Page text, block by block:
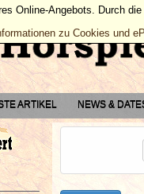
ARTIKEL NEWS &
Online-Angebots. Durch
zu Cookies und